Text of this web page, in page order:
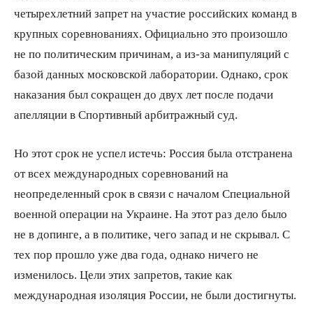
четырехлетний запрет на участие российских команд в
крупных соревнованиях. Официально это произошло
не по политическим причинам, а из-за манипуляций с
базой данных московской лаборатории. Однако, срок
наказания был сокращен до двух лет после подачи
апелляции в Спортивный арбитражный суд.
Но этот срок не успел истечь: Россия была отстранена
от всех международных соревнований на
неопределенный срок в связи с началом Специальной
военной операции на Украине. На этот раз дело было
не в допинге, а в политике, чего запад и не скрывал. С
тех пор прошло уже два года, однако ничего не
изменилось. Цели этих запретов, такие как
международная изоляция России, не были достигнуты.